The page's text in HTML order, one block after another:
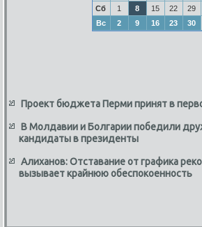
Сб
1 8 15 22
29
Вс
2 9 16 23 30
Проект бюджета Перми принят в
В Молдавии и Болгарии победили
кандидаты в президенты
Алиханов: Отставание от графика
вызывает крайнюю обеспокоенность